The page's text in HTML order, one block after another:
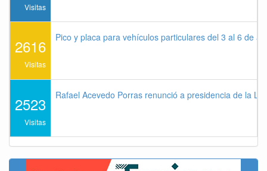
Visitas
2616
Visitas
Pico y placa para vehículos particulares del 3 al 6 de
2523
Visitas
Rafael Acevedo Porras renunció a presidencia de la